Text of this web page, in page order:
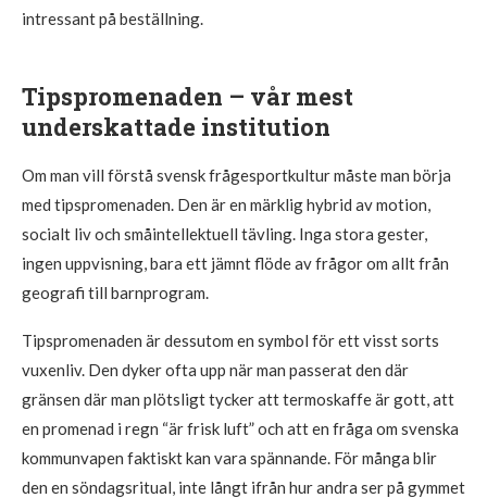
intressant på beställning.
Tipspromenaden – vår mest
underskattade institution
Om man vill förstå svensk frågesportkultur måste man börja
med tipspromenaden. Den är en märklig hybrid av motion,
socialt liv och småintellektuell tävling. Inga stora gester,
ingen uppvisning, bara ett jämnt flöde av frågor om allt från
geografi till barnprogram.
Tipspromenaden är dessutom en symbol för ett visst sorts
vuxenliv. Den dyker ofta upp när man passerat den där
gränsen där man plötsligt tycker att termoskaffe är gott, att
en promenad i regn “är frisk luft” och att en fråga om svenska
kommunvapen faktiskt kan vara spännande. För många blir
den en söndagsritual, inte långt ifrån hur andra ser på gymmet